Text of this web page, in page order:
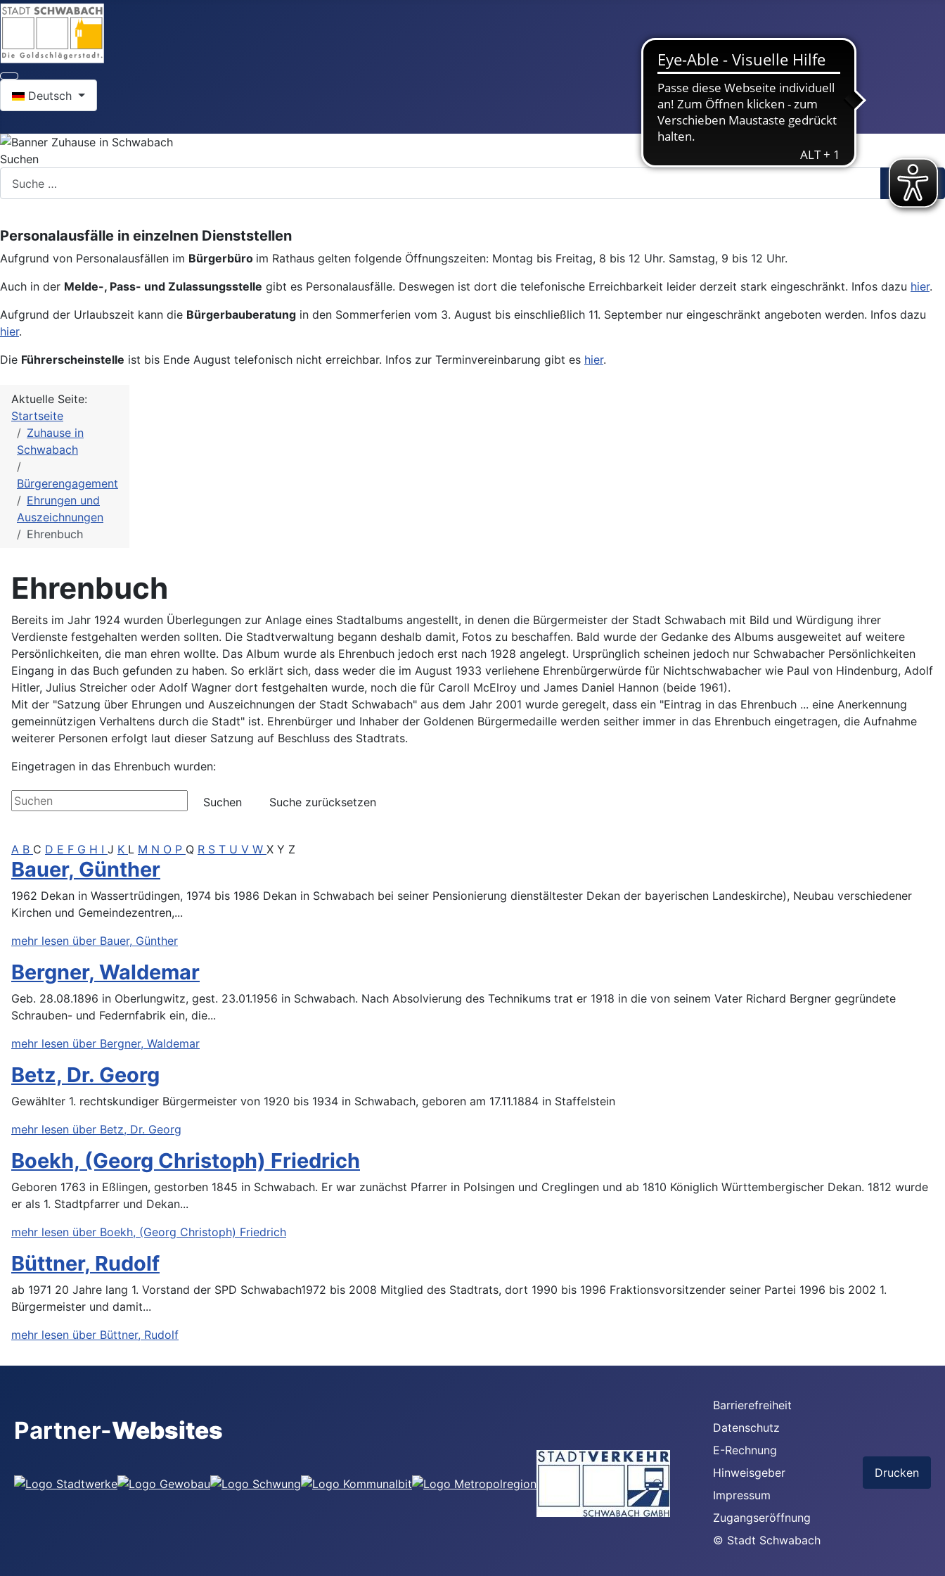
Deutsch
Suchen
Suchen
Personalausfälle in einzelnen Dienststellen
Aufgrund von Personalausfällen im Bürgerbüro im Rathaus gelten folgende Öffnungszeiten: Montag bis Freitag, 8 bis 12 Uhr. Samstag, 9 bis 12 Uhr.
Auch in der Melde-, Pass- und Zulassungsstelle gibt es Personalausfälle. Deswegen ist dort die telefonische Erreichbarkeit leider derzeit stark eingeschränkt. Infos dazu hier.
Aufgrund der Urlaubszeit kann die Bürgerbauberatung in den Sommerferien vom 3. August bis einschließlich 11. September nur eingeschränkt angeboten werden. Infos dazu
hier.
Die Führerscheinstelle ist bis Ende August telefonisch nicht erreichbar. Infos zur Terminvereinbarung gibt es hier.
Aktuelle Seite:
Startseite
Zuhause in
Schwabach
Bürgerengagement
Ehrungen und
Auszeichnungen
Ehrenbuch
Ehrenbuch
Bereits im Jahr 1924 wurden Überlegungen zur Anlage eines Stadtalbums angestellt, in denen die Bürgermeister der Stadt Schwabach mit Bild und Würdigung ihrer
Verdienste festgehalten werden sollten. Die Stadtverwaltung begann deshalb damit, Fotos zu beschaffen. Bald wurde der Gedanke des Albums ausgeweitet auf weitere
Persönlichkeiten, die man ehren wollte. Das Album wurde als Ehrenbuch jedoch erst nach 1928 angelegt. Ursprünglich scheinen jedoch nur Schwabacher Persönlichkeiten
Eingang in das Buch gefunden zu haben. So erklärt sich, dass weder die im August 1933 verliehene Ehrenbürgerwürde für Nichtschwabacher wie Paul von Hindenburg, Adolf
Hitler, Julius Streicher oder Adolf Wagner dort festgehalten wurde, noch die für Caroll McElroy und James Daniel Hannon (beide 1961).
Mit der "Satzung über Ehrungen und Auszeichnungen der Stadt Schwabach" aus dem Jahr 2001 wurde geregelt, dass ein "Eintrag in das Ehrenbuch ... eine Anerkennung
gemeinnützigen Verhaltens durch die Stadt" ist. Ehrenbürger und Inhaber der Goldenen Bürgermedaille werden seither immer in das Ehrenbuch eingetragen, die Aufnahme
weiterer Personen erfolgt laut dieser Satzung auf Beschluss des Stadtrats.
Eingetragen in das Ehrenbuch wurden:
Alle Artikel in Ehrenbuch durchsuchen
Suchen Suche zurücksetzen
A B C D E F G H I J K L M N O P Q R S T U V W X Y Z
Bauer, Günther
1962 Dekan in Wassertrüdingen, 1974 bis 1986 Dekan in Schwabach bei seiner Pensionierung dienstältester Dekan der bayerischen Landeskirche), Neubau verschiedener
Kirchen und Gemeindezentren,...
mehr lesen über Bauer, Günther
Bergner, Waldemar
Geb. 28.08.1896 in Oberlungwitz, gest. 23.01.1956 in Schwabach. Nach Absolvierung des Technikums trat er 1918 in die von seinem Vater Richard Bergner gegründete
Schrauben- und Federnfabrik ein, die...
mehr lesen über Bergner, Waldemar
Betz, Dr. Georg
Gewählter 1. rechtskundiger Bürgermeister von 1920 bis 1934 in Schwabach, geboren am 17.11.1884 in Staffelstein
mehr lesen über Betz, Dr. Georg
Boekh, (Georg Christoph) Friedrich
Geboren 1763 in Eßlingen, gestorben 1845 in Schwabach. Er war zunächst Pfarrer in Polsingen und Creglingen und ab 1810 Königlich Württembergischer Dekan. 1812 wurde
er als 1. Stadtpfarrer und Dekan...
mehr lesen über Boekh, (Georg Christoph) Friedrich
Büttner, Rudolf
ab 1971 20 Jahre lang 1. Vorstand der SPD Schwabach1972 bis 2008 Mitglied des Stadtrats, dort 1990 bis 1996 Fraktionsvorsitzender seiner Partei 1996 bis 2002 1.
Bürgermeister und damit...
mehr lesen über Büttner, Rudolf
Partner-Websites
Barrierefreiheit
Datenschutz
E-Rechnung
Hinweisgeber
Impressum
Zugangseröffnung
© Stadt Schwabach
Drucken